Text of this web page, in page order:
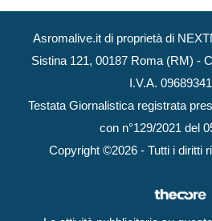
Asromalive.it di proprietà di
Sistina 121, 00187 Roma (RM) -
I.V.A.
Testata Giornalistica registrata
con n°129/2021 del
Copyright ©2026 - Tutti i diritti